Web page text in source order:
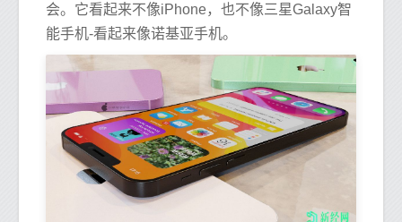
会。它看起来不像iPhone，也不像三星Galaxy智
能手机-看起来像诺基亚手机。